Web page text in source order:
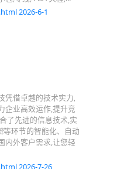
2026-6-1
凭借卓越的技术实力,
企业高效运作,提升竞
了先进的信息技术,实
等环节的智能化、自动
内外客户需求,让您轻
2026-7-26